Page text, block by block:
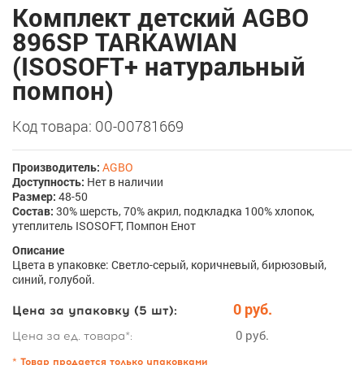
Комплект детский AGBO
896SP TARKAWIAN
(ISOSOFT+ натуральный
помпон)
Код товара: 00-00781669
Производитель: AGBO
Доступность: Нет в наличии
Размер: 48-50
Состав: 30% шерсть, 70% акрил, подкладка 100% хлопок,
утеплитель ISOSOFT, Помпон Енот
Описание
Цвета в упаковке: Светло-серый, коричневый, бирюзовый,
синий, голубой.
Цена за упаковку (5 шт): 0 руб.
Цена за ед. товара*: 0 руб.
* Товар продается только упаковками